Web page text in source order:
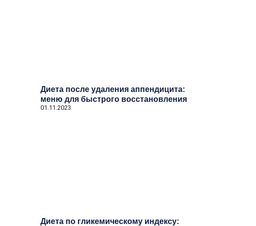
Диета после удаления аппендицита:
меню для быстрого восстановления
01.11.2023
Диета по гликемическому индексу: